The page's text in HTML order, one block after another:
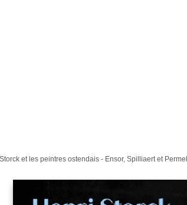
et les peintres ostendais - Ensor, Spilliaert et